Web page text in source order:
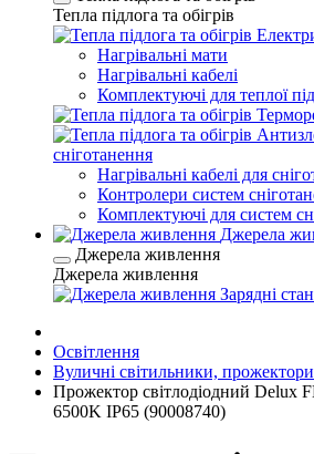
Тепла підлога та обігрів
Нагрівальні мати
Нагрівальні кабелі
Комплектуючі для теплої
сніготанення
Нагрівальні кабелі для
Контролери систем
Комплектуючі для систем
Джерела
Джерела живлення
Джерела живлення
Зарядні
Освітлення
Вуличні світильники, прожектори
Прожектор світлодіодний Delux
6500K IP65 (90008740)